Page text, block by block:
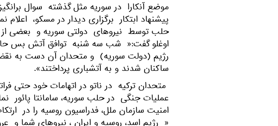
موضع آنکارا در سوریه مثل گذشته سوال
پیشنهاد ابتکار برگزاری دیدار در مسکو،
حلب توسط نیروهای دولتی سوریه و بعضی
اوغلو گفت:« شب سه شنبه توافق آتش بس
رژیم (دولت سوریه) و متحدان آن دست به
ساکنان شدند و به آتشباری پرداختند».
متحدان ترکیه در ناتو در اتهامات خود حتی
عملیات جنگی در حلب سوریه، سامانتا پائور
امنیت سازمان ملل، فدراسیون روسیه را در